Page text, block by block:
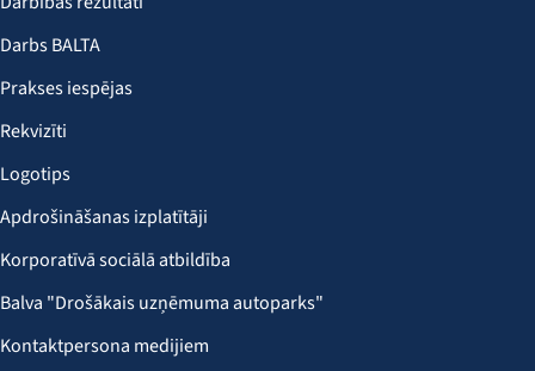
Darbs BALTA
Prakses iespējas
Rekvizīti
Logotips
Apdrošināšanas izplatītāji
Korporatīvā sociālā atbildība
Balva "Drošākais uzņēmuma autoparks"
Kontaktpersona medijiem